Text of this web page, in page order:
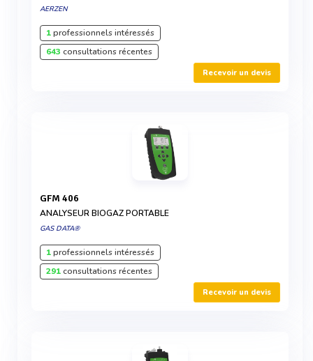
AERZEN
1professionnels intéressés
643 consultations récentes
Recevoir un devis
GFM 406
ANALYSEUR BIOGAZ PORTABLE
GAS DATA®
1professionnels intéressés
291consultations récentes
Recevoir un devis